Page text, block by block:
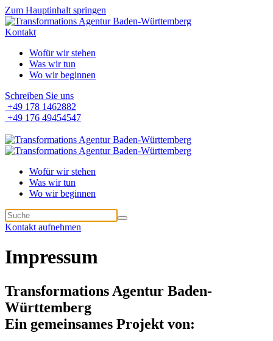
Zum Hauptinhalt springen
Kontakt
Wofür wir stehen
Was wir tun
Wo wir beginnen
Schreiben Sie uns
+49 178 1462882
+49 176 49454547
Wofür wir stehen
Was wir tun
Wo wir beginnen
Kontakt aufnehmen
Impressum
Transformations Agentur Baden-
Württemberg
Ein gemeinsames Projekt von: